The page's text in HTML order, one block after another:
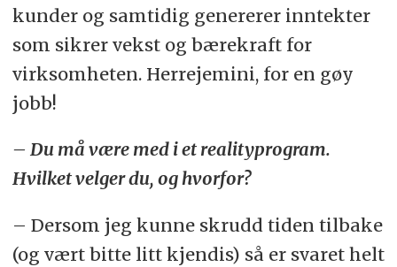
kunder og samtidig genererer inntekter
som sikrer vekst og bærekraft for
virksomheten. Herrejemini, for en gøy
jobb!
– Du må være med i et realityprogram.
Hvilket velger du, og hvorfor?
– Dersom jeg kunne skrudd tiden tilbake
(og vært bitte litt kjendis) så er svaret helt